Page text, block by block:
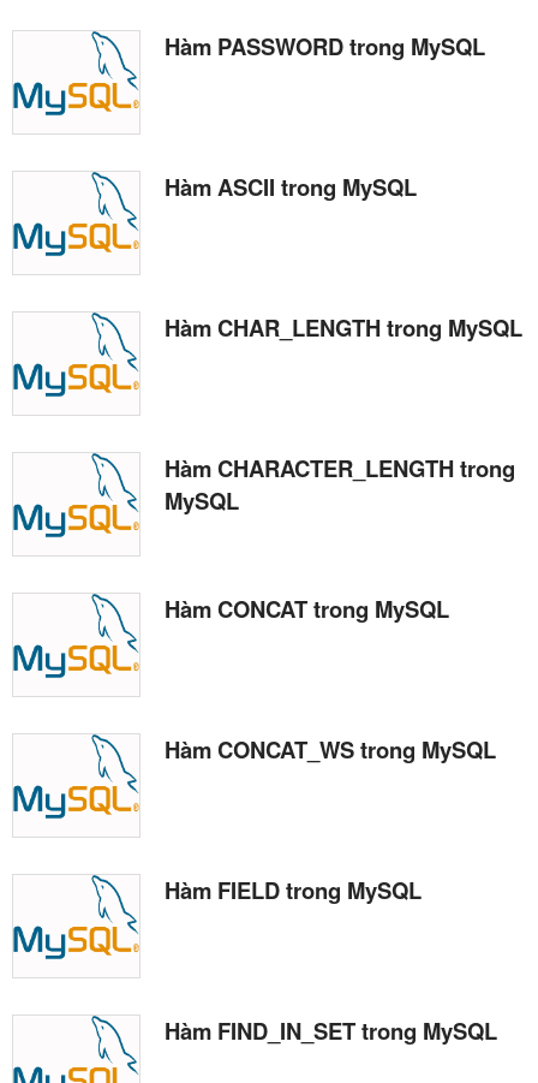
Hàm PASSWORD trong MySQL
Hàm ASCII trong MySQL
Hàm CHAR_LENGTH trong MySQL
Hàm CHARACTER_LENGTH trong
MySQL
Hàm CONCAT trong MySQL
Hàm CONCAT_WS trong MySQL
Hàm FIELD trong MySQL
Hàm FIND_IN_SET trong MySQL